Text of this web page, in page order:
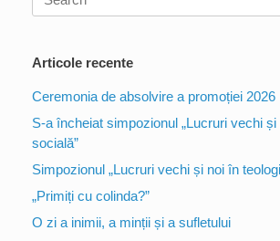
for:
Articole recente
Ceremonia de absolvire a promoției 2026
S-a încheiat simpozionul „Lucruri vechi
socială”
Simpozionul „Lucruri vechi și noi în
„Primiți cu colinda?”
O zi a inimii, a minții și a sufletului